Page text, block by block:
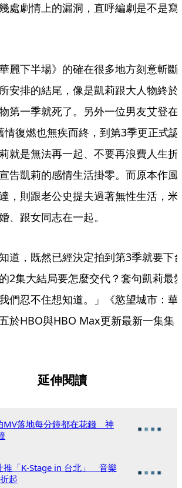
處劇情上的漏洞，直呼編劇是不是寫
麗下半場》的確在很多地方刻意斬斷
安排的結尾，像是凱莉跟大人物終於
第一季就死了。另外一位男友艾登在
情復燃也無疾而終，到第3季更正式認
就是無法再一起、不要再浪費人生折
告凱莉的感情生活掛零。而原本作風
，則跟老公史提夫過著無性生活，米
、跟女同志在一起。
道，既然已經決定拍到第3季就要下
2集大結局要怎麼交代？套句凱莉最
們忍不住想知道。」《慾望城市：華
於HBO與HBO Max更新最新一集集
延伸閱讀
MV落地每分鐘都在花錢 神
推「K-Stage in 台北」 音樂
起